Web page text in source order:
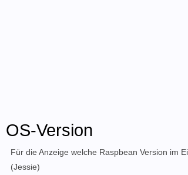
OS-Version
Für die Anzeige welche Raspbean Version im
(Jessie)